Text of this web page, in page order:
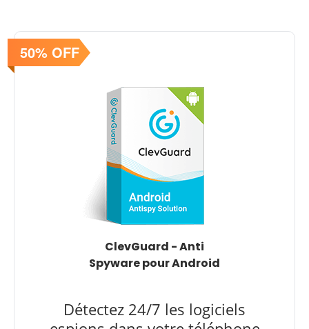
50% OFF
ClevGuard - Anti
Spyware pour Android
Détectez 24/7 les logiciels